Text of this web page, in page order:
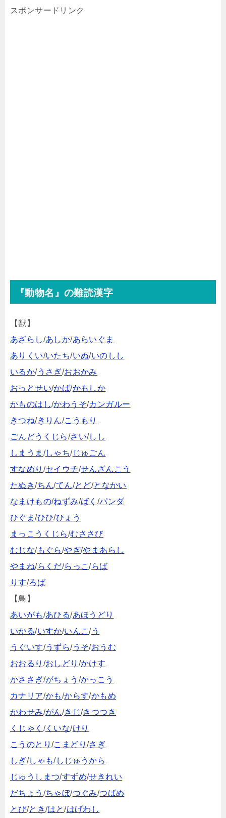
スポンサードリンク
『動物名』の難読漢字
【獣】
あざらし/あしか/あらいぐま
ありくい/いたち/いぬ/いのしし
いるか/うさぎ/おおかみ
おっとせい/かば/かもしか
かものはし/かわうそ/カンガルー
きつね/きりん/こうもり
ごんどうくじら/さい/しし
しまうま /しゃち/じゅごん
すなめり /セイウチ/せんざんこう
たぬき/ちん/てん/とど/となかい
なまけもの/ねずみ/ばく /パンダ
ひぐま/ひひ/ひょう
まっこうくじら/むささび
むじな/もぐら/やぎ/やまあらし
やまね/らくだ/らっこ/らば
りす/ろば
【鳥】
あいがも/あひる/あほうどり
いかる/いすか/いんこ/う
うぐいす/うずら/うそ/おうむ
おおるり /おしどり /かけす
かささぎ/がちょう /かっこう
カナリア/かも/からす/かもめ
かわせみ/がん/きじ/きつつき
くじゃく /くいな/けり
こうのとり /こまどり/さぎ
しぎ/しゃも/しじゅうから
じゅうしまつ/すずめ/せきれい
だちょう /ちゃぼ/つぐみ/つばめ
とび/とき/はと/はげわし